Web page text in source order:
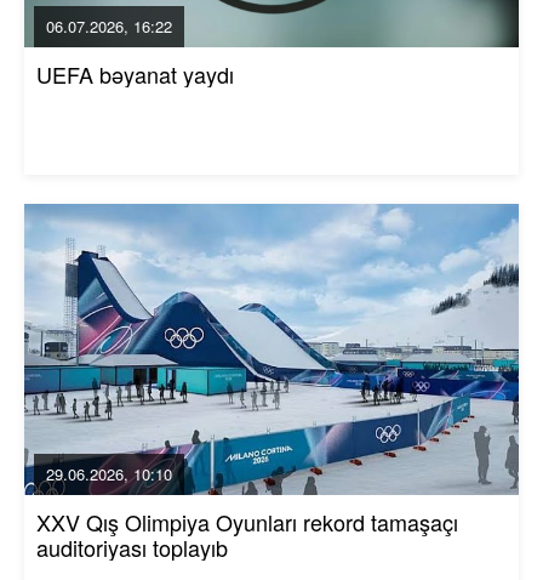
06.07.2026, 16:22
UEFA bəyanat yaydı
29.06.2026, 10:10
XXV Qış Olimpiya Oyunları rekord tamaşaçı
auditoriyası toplayıb